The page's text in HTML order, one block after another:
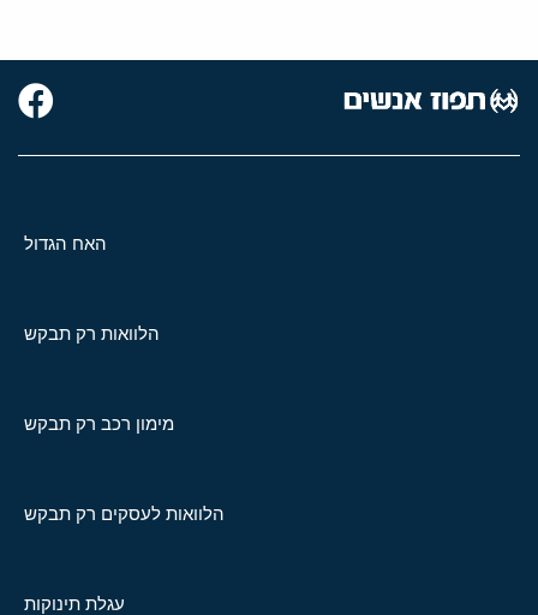
האח הגדול
הלוואות רק תבקש
מימון רכב רק תבקש
הלוואות לעסקים רק תבקש
עגלת תינוקות